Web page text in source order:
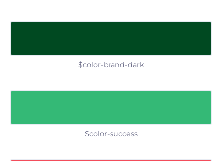
$color-brand-dark
$color-success